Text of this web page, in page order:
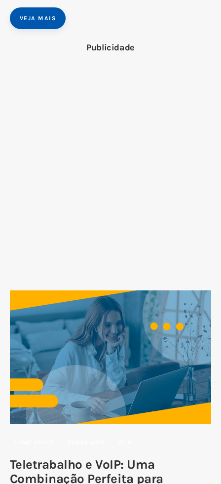
VEJA MAIS
Publicidade
Teletrabalho e VoIP: Uma
Combinação Perfeita para